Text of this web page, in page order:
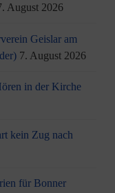
August 2026
Geislar am
7. August 2026
in der Kirche
kein Zug nach
für Bonner